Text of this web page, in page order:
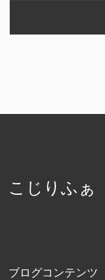
こじりふぁ
ブログコンテンツ